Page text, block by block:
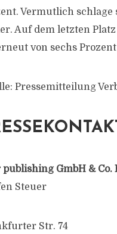
Vermutlich
Auf dem letzten
von sechs
Pressemitteilung
GmbH & Co.
Steuer
Str. 74